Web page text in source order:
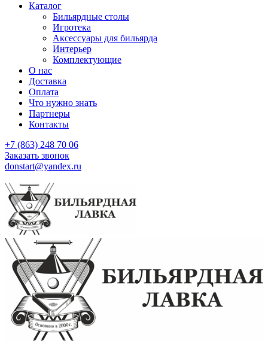
Каталог
Бильярдные столы
Игротека
Аксессуары для бильярда
Интерьер
Комплектующие
О нас
Доставка
Оплата
Что нужно знать
Партнеры
Контакты
+7 (863) 248 70 06
Заказать звонок
donstart@yandex.ru